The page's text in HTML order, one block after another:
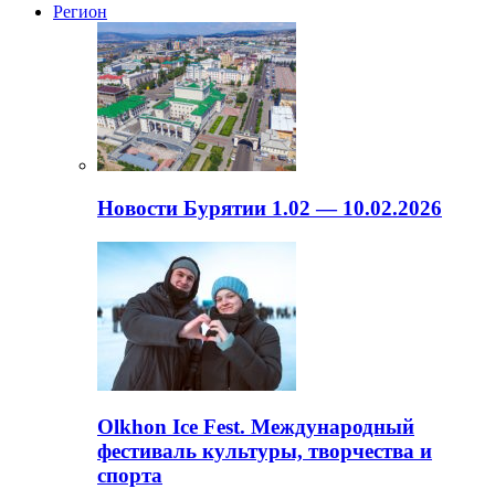
Регион
Новости Бурятии 1.02 — 10.02.2026
Olkhon Ice Fest. Международный
фестиваль культуры, творчества и
спорта